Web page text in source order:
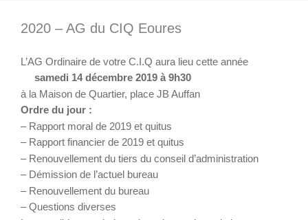
2020 – AG du CIQ Eoures
L’AG Ordinaire de votre C.I.Q aura lieu cette année
samedi 14 décembre 2019 à 9h30
à la Maison de Quartier, place JB Auffan
Ordre du jour :
– Rapport moral de 2019 et quitus
– Rapport financier de 2019 et quitus
– Renouvellement du tiers du conseil d’administration
– Démission de l’actuel bureau
– Renouvellement du bureau
– Questions diverses